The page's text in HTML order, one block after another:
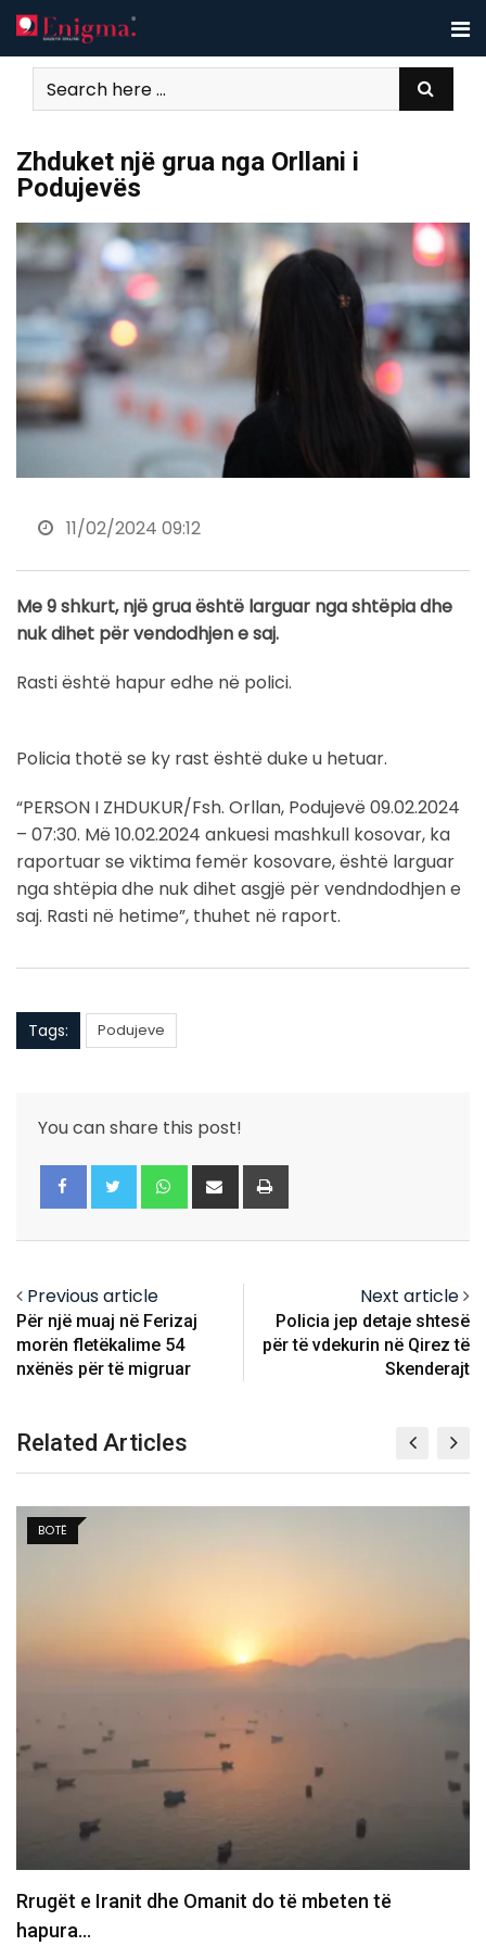
Skip
to
content
Zhduket një grua nga Orllani i
Podujevës
11/02/2024 09:12
Me 9 shkurt, një grua është larguar nga shtëpia dhe
nuk dihet për vendodhjen e saj.
Rasti është hapur edhe në polici.
Policia thotë se ky rast është duke u hetuar.
“PERSON I ZHDUKUR/Fsh. Orllan, Podujevë 09.02.2024
– 07:30. Më 10.02.2024 ankuesi mashkull kosovar, ka
raportuar se viktima femër kosovare, është larguar
nga shtëpia dhe nuk dihet asgjë për vendndodhjen e
saj. Rasti në hetime”, thuhet në raport.
Tags: Podujeve
You can share this post!
Whatsapp
Share
via
Previous article
Për një muaj në Ferizaj
morën fletëkalime 54
nxënës për të migruar
Next article
Policia jep detaje shtesë
për të vdekurin në Qirez të
Skenderajt
Related Articles
Kurti me ftesë të re për Bedri Hamzën,